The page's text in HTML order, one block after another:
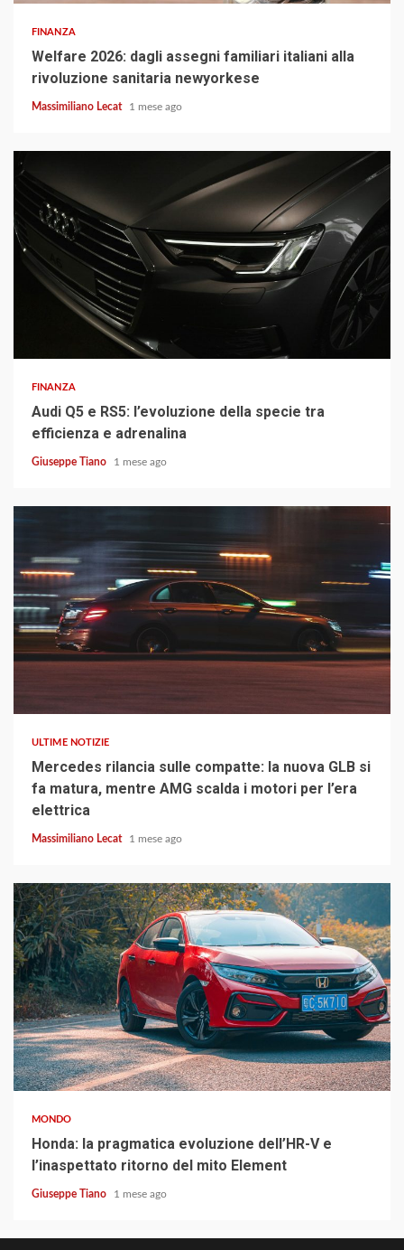
FINANZA
Welfare 2026: dagli assegni familiari italiani alla
rivoluzione sanitaria newyorkese
Massimiliano Lecat 1 mese ago
FINANZA
Audi Q5 e RS5: l’evoluzione della specie tra
efficienza e adrenalina
Giuseppe Tiano 1 mese ago
ULTIME NOTIZIE
Mercedes rilancia sulle compatte: la nuova GLB si
fa matura, mentre AMG scalda i motori per l’era
elettrica
Massimiliano Lecat 1 mese ago
4 min read
MONDO
Honda: la pragmatica evoluzione dell’HR-V e
l’inaspettato ritorno del mito Element
Giuseppe Tiano 1 mese ago